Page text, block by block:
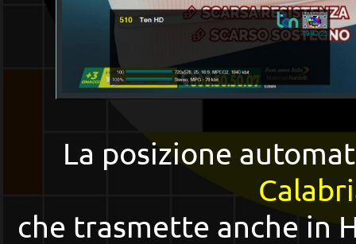
La posizione
che trasmette anche in